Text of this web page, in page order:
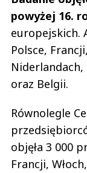
powyżej 16.
europejskich.
Polsce,
Niderlandach,
oraz Belgii.
Równolegle
objęła 3 000
Francji,